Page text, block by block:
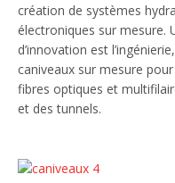
création de systèmes
électroniques sur mesure.
d’innovation est
caniveaux sur mesure
fibres optiques et
et des tunnels.